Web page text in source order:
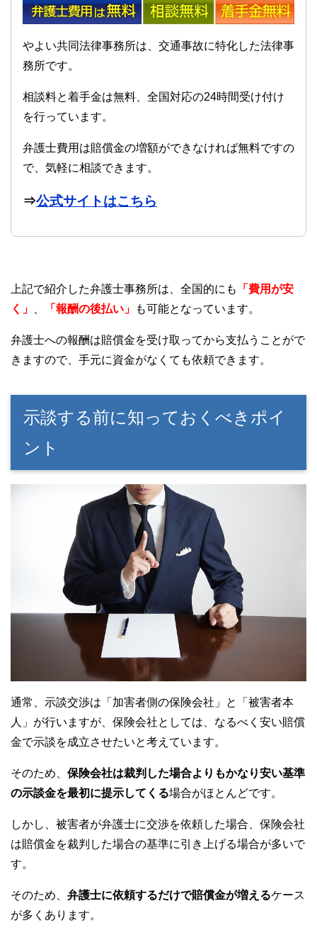
やよい共同法律事務所は、交通事故に特化した法律事
務所です。
相談料と着手金は無料、全国対応の24時間受け付け
を行っています。
弁護士費用は賠償金の増額ができなければ無料ですの
で、気軽に相談できます。
⇒公式サイトはこちら
上記で紹介した弁護士事務所は、全国的にも
「費用が安
く」
「報酬の後払い」 も可能となっています。
弁護士への報酬は賠償金を受け取ってから支払うことがで
きますので、手元に資金がなくても依頼できます。
示談する前に知っておくべきポイ
ント
通常、示談交渉は「加害者側の保険会社」と「被害者本
人」が行いますが、保険会社としては、なるべく安い賠償
金で示談を成立させたいと考えています。
そのため、 保険会社は裁判した場合よりもかなり安い基準
の示談金を最初に提示してくる場合がほとんどです。
しかし、被害者が弁護士に交渉を依頼した場合、保険会社
は賠償金を裁判した場合の基準に引き上げる場合が多いで
す。
そのため、 弁護士に依頼するだけで賠償金が増えるケース
が多くあります。